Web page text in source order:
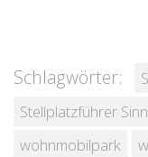
Schlagwörter:
Stellplatzführer Sinn
wohnmobilpark